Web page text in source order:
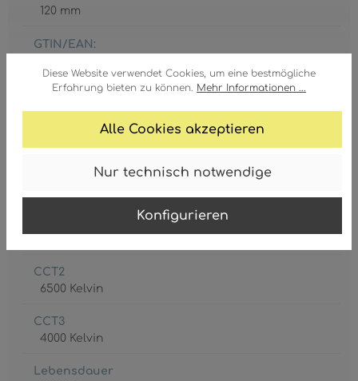
Diese Website verwendet Cookies, um eine bestmögliche
Erfahrung bieten zu können. Mehr Informationen ...
Alle Cookies akzeptieren
Nur technisch notwendige
Konfigurieren
120 mm
GTIN/EAN:
CCT2
6500 Kelvin
CCT3
4000 Kelvin
Lebensdauer